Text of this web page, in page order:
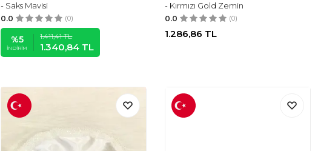
- Saks Mavisi
0.0 (0)
%5
İNDIRIM
1.411,41TL
1.340,84 TL
- Kırmızı Gold Zemin
0.0 (0)
1.286,86 TL